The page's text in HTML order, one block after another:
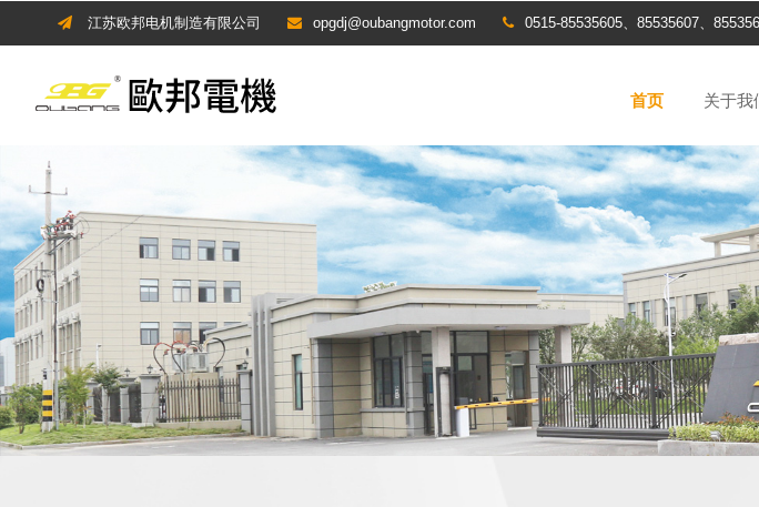
江苏欧邦电机制造有限公司 opgdj@oubangmotor.com 0515-85535605、85535607、
首页 关于我